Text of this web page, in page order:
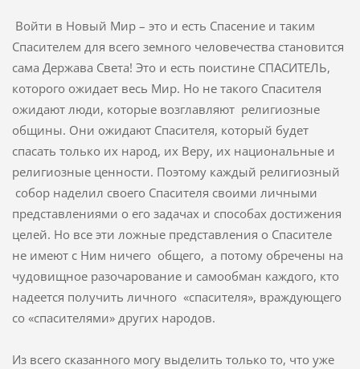
Войти в Новый Мир – это и есть Спасение и таким
Спасителем для всего земного человечества становится
сама Держава Света! Это и есть поистине СПАСИТЕЛЬ,
которого ожидает весь Мир. Но не такого Спасителя
ожидают люди, которые возглавляют религиозные
общины. Они ожидают Спасителя, который будет
спасать только их народ, их Веру, их национальные и
религиозные ценности. Поэтому каждый религиозный
собор наделил своего Спасителя своими личными
представлениями о его задачах и способах достижения
целей. Но все эти ложные представления о Спасителе
не имеют с Ним ничего общего, а потому обречены на
чудовищное разочарование и самообман каждого, кто
надеется получить личного «спасителя», враждующего
со «спасителями» других народов.
Из всего сказанного могу выделить только то, что уже